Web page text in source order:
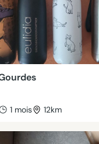
1 mois 12km